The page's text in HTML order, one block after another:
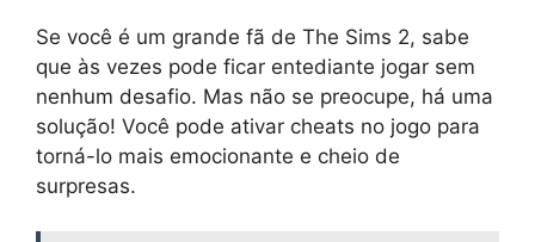
Se você é um grande fã de The Sims 2, sabe
que às vezes pode ficar entediante jogar sem
nenhum desafio. Mas não se preocupe, há uma
solução! Você pode ativar cheats no jogo para
torná-lo mais emocionante e cheio de
surpresas.